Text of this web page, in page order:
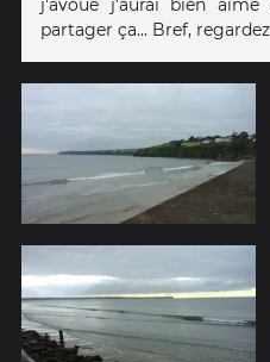
j'avoue j'aurai bien
partager ça... Bref,